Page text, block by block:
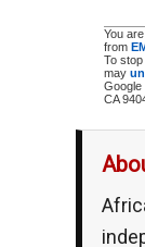
You
from
To
may
Google
CA